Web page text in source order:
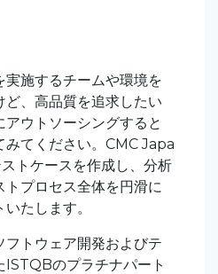
実施するチームや環境を
、高品質を追求したい
ウトソーシングすると
みてください。CMC Japa
トケースを作成し、分析
プロセス全体を円滑に
たします。
トウェア開発およびテ
ISTQBのプラチナパート